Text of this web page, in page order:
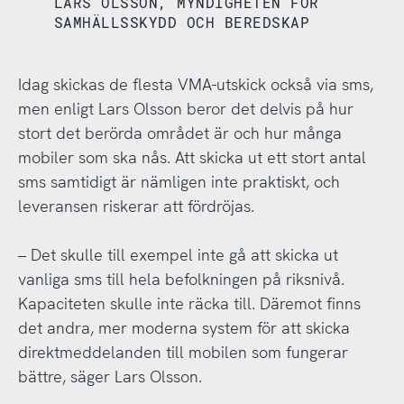
SAMHÄLLSSKYDD OCH BEREDSKAP
Idag skickas de flesta VMA-utskick också via sms,
men enligt Lars Olsson beror det delvis på hur
stort det berörda området är och hur många
mobiler som ska nås. Att skicka ut ett stort antal
sms samtidigt är nämligen inte praktiskt, och
leveransen riskerar att fördröjas.
– Det skulle till exempel inte gå att skicka ut
vanliga sms till hela befolkningen på riksnivå.
Kapaciteten skulle inte räcka till. Däremot finns
det andra, mer moderna system för att skicka
direktmeddelanden till mobilen som fungerar
bättre, säger Lars Olsson.